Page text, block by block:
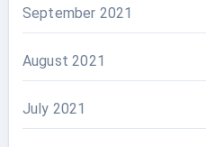
September 2021
August 2021
July 2021